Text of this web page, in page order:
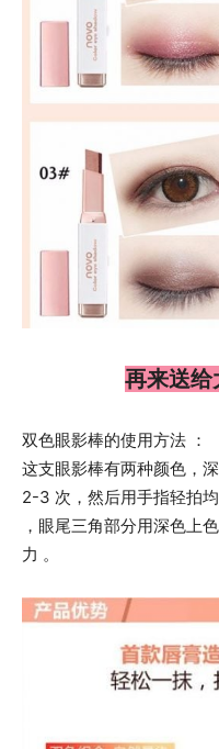
再来送给
双色眼影棒的使用方法 ：
这支眼影棒有两种颜色，
2-3 次，然后用手指轻拍
，眼尾三角部分用深色上
力 。